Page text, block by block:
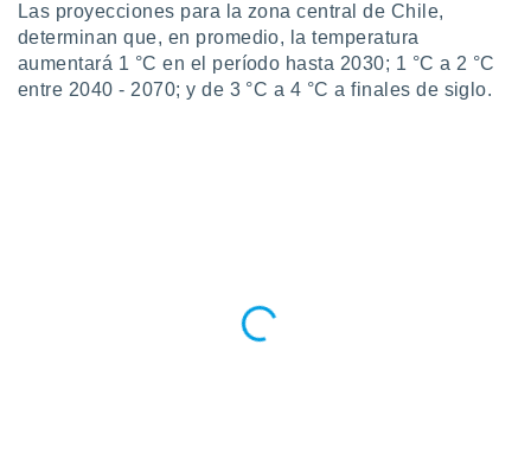
de
un
Las proyecciones para la zona central de Chile,
determinan que, en promedio, la temperatura
aumentará 1 °C en el período hasta 2030; 1 °C a 2 °C
entre 2040 - 2070; y de 3 °C a 4 °C a finales de siglo.